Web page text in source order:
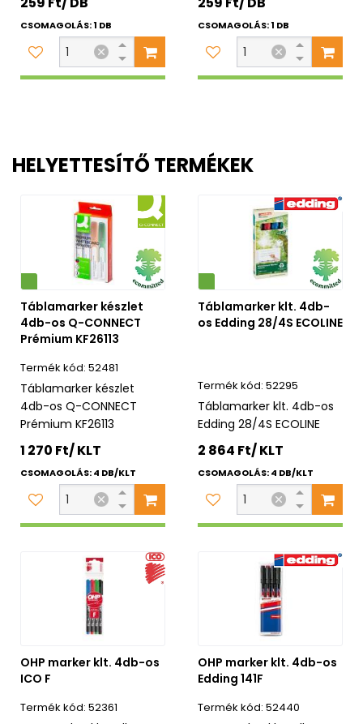
CSOMAGOLÁS: 1 DB CSOMAGOLÁS: 1 DB
HELYETTESÍTŐ TERMÉKEK
Táblamarker készlet
4db-os Q-CONNECT
Prémium KF26113
52481
Táblamarker készlet
4db-os Q-CONNECT
Prémium KF26113
1 270 Ft/ KLT
CSOMAGOLÁS: 4 DB/KLT
Környezetbarát
Táblamarker klt. 4db-
os Edding 28/4S ECOLINE
52295
Táblamarker klt. 4db-os
Edding 28/4S ECOLINE
2 864 Ft/ KLT
CSOMAGOLÁS: 4 DB/KLT
OHP marker klt. 4db-os
ICO F
52361
OHP marker klt. 4db-os
Edding 141F
52440